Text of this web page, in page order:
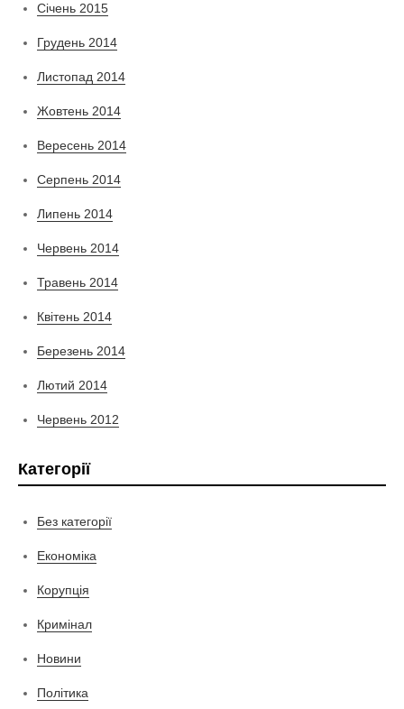
Січень 2015
Грудень 2014
Листопад 2014
Жовтень 2014
Вересень 2014
Серпень 2014
Липень 2014
Червень 2014
Травень 2014
Квітень 2014
Березень 2014
Лютий 2014
Червень 2012
Категорії
Без категорії
Економіка
Корупція
Кримінал
Новини
Політика